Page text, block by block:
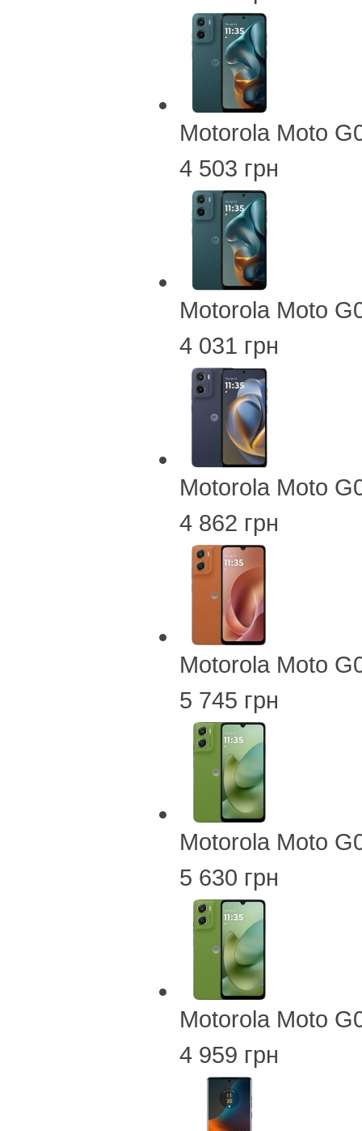
Motorola Moto
4 503 грн
Motorola Moto
4 031 грн
Motorola Moto
4 862 грн
Motorola Moto
5 745 грн
Motorola Moto
5 630 грн
Motorola Moto
4 959 грн